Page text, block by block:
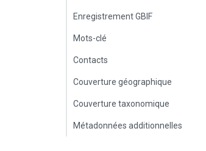
Enregistrement GBIF
Mots-clé
Contacts
Couverture géographique
Couverture taxonomique
Métadonnées additionnelles